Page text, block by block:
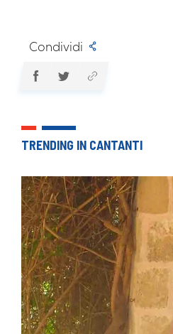
Condividi
TRENDING IN CANTANTI